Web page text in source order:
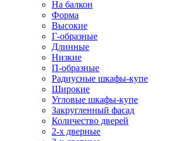
На балкон
Форма
Высокие
Г-образные
Длинные
Низкие
П-образные
Радиусные шкафы-купе
Широкие
Угловые шкафы-купе
Закругленный фасад
Количество дверей
2-х дверные